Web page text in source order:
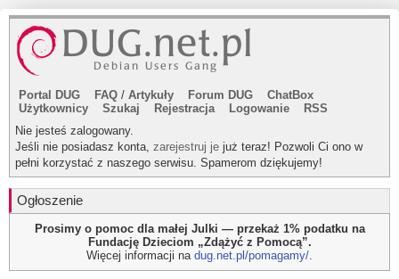
Portal DUG FAQ / Artykuły Forum DUG
ChatBox
Użytkownicy
Szukaj Rejestracja Logowanie
RSS
Nie jesteś zalogowany.
Jeśli nie posiadasz konta, zarejestruj je już teraz! Pozwoli Ci ono w
pełni korzystać z naszego serwisu. Spamerom dziękujemy!
Ogłoszenie
Prosimy o pomoc dla małej Julki — przekaż 1% podatku na
Fundację Dzieciom „Zdążyć z Pomocą”.
Więcej informacji na dug.net.pl/pomagamy/.